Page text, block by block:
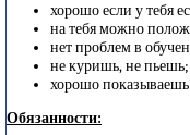
хорошо если у тебя
на тебя можно
нет проблем в
не куришь, не пьешь;
хорошо показываешь
Обязанности: